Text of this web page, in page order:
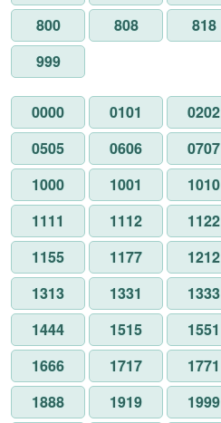
800
808 818
999
0000 0101 0202
0505
0606 0707
1000
1001 1010
1111
1112 1122
1155
1177 1212
1313
1331 1333
1444
1515 1551
1666
1717 1771
1888
1919 1999